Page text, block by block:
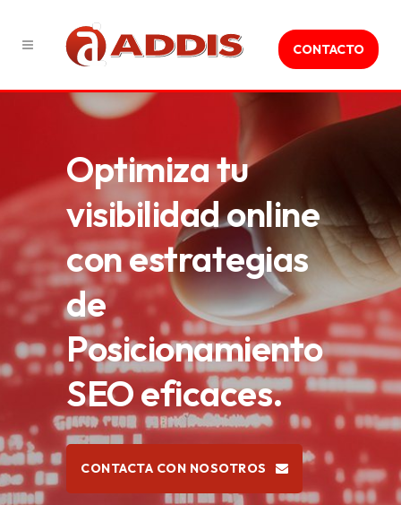
CONTACTO
Optimiza tu
visibilidad online
con estrategias
de
Posicionamiento
SEO eficaces.
CONTACTA CON NOSOTROS